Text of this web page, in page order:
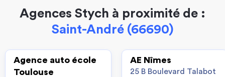
Agences Stych à proximité de :
Saint-André (66690)
Agence auto école
Toulouse
AE Nîmes
25 B Boulevard Talabot